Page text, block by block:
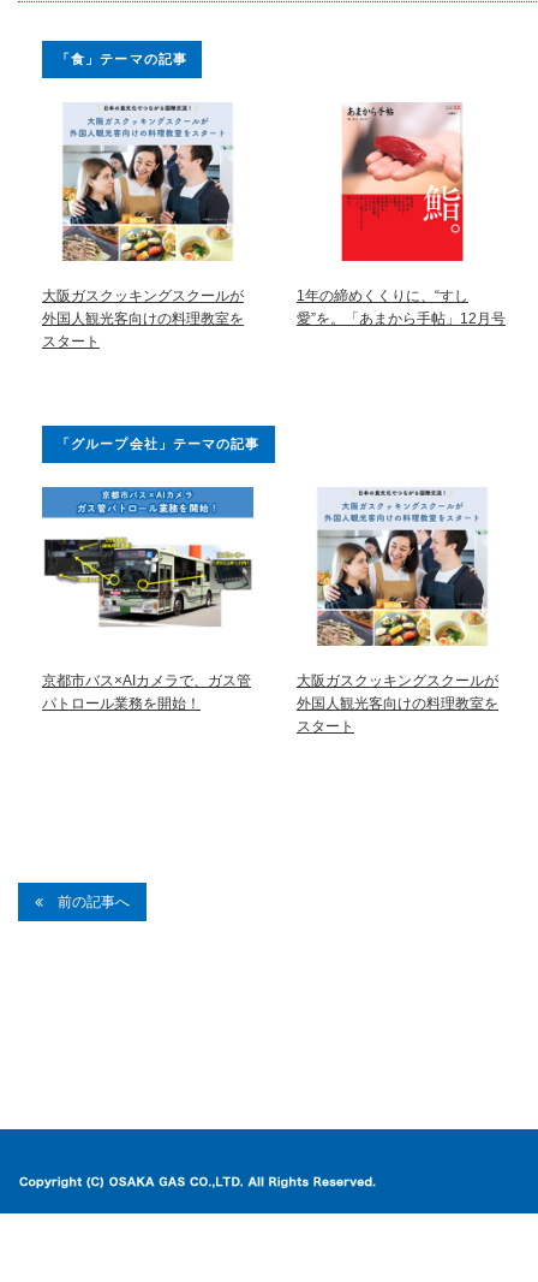
「食」テーマの記事
大阪ガスクッキングスクールが
外国人観光客向けの料理教室を
スタート
1年の締めくくりに、“すし
愛”を。「あまから手帖」12月号
「グループ会社」テーマの記事
京都市バス×AIカメラで、ガス管
パトロール業務を開始！
大阪ガスクッキングスクールが
外国人観光客向けの料理教室を
スタート
前の記事へ